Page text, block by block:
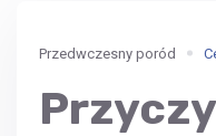
Przedwczesny poród